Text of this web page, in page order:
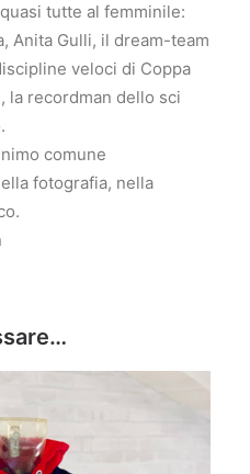
tutte al femminile:
Anita Gulli, il dream-team
veloci di Coppa
la recordman dello sci
comune
fotografia, nella